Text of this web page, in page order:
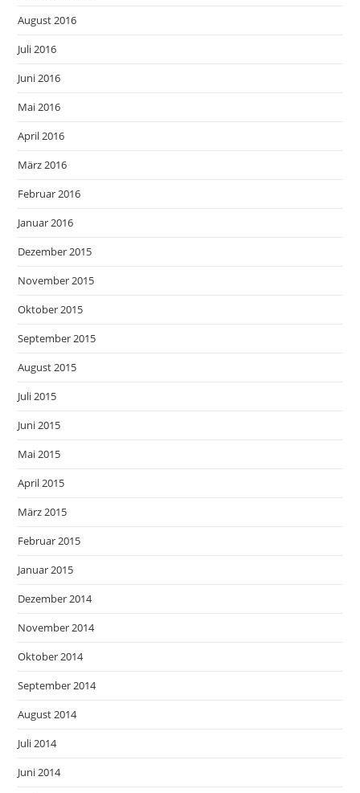
August 2016
Juli 2016
Juni 2016
Mai 2016
April 2016
März 2016
Februar 2016
Januar 2016
Dezember 2015
November 2015
Oktober 2015
September 2015
August 2015
Juli 2015
Juni 2015
Mai 2015
April 2015
März 2015
Februar 2015
Januar 2015
Dezember 2014
November 2014
Oktober 2014
September 2014
August 2014
Juli 2014
Juni 2014